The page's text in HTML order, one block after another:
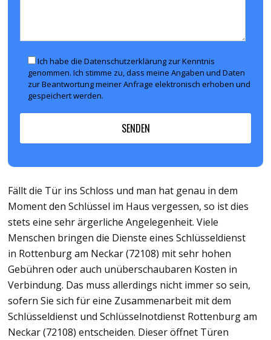
Ich habe die Datenschutzerklärung zur Kenntnis
genommen. Ich stimme zu, dass meine Angaben und Daten
zur Beantwortung meiner Anfrage elektronisch erhoben und
gespeichert werden.
Fällt die Tür ins Schloss und man hat genau in dem
Moment den Schlüssel im Haus vergessen, so ist dies
stets eine sehr ärgerliche Angelegenheit. Viele
Menschen bringen die Dienste eines Schlüsseldienst
in Rottenburg am Neckar (72108) mit sehr hohen
Gebühren oder auch unüberschaubaren Kosten in
Verbindung. Das muss allerdings nicht immer so sein,
sofern Sie sich für eine Zusammenarbeit mit dem
Schlüsseldienst und Schlüsselnotdienst Rottenburg am
Neckar (72108) entscheiden. Dieser öffnet Türen